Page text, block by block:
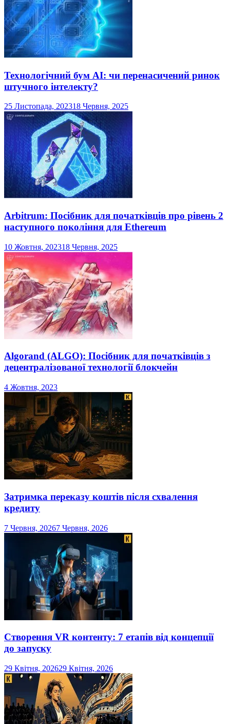
Технологічний бум AI: чи перенасичений ринок
штучного інтелекту?
25 Листопада, 202318 Червня, 2025
Arbitrum: Посібник для початківців про рівень 2
наступного покоління для Ethereum
10 Жовтня, 202318 Червня, 2025
Algorand (ALGO): Посібник для початківців з
децентралізованої технології блокчейн
4 Жовтня, 2023
Затримка переказу коштів після схвалення
кредиту
7 Червня, 20267 Червня, 2026
Створення VR контенту: 7 етапів від концепції
до запуску
29 Квітня, 202629 Квітня, 2026